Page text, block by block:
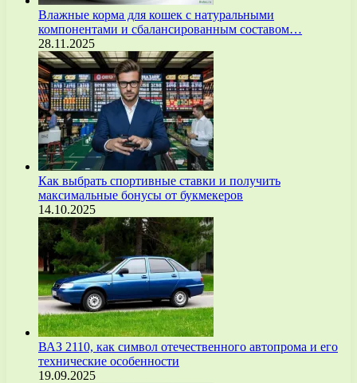
Влажные корма для кошек с натуральными
компонентами и сбалансированным составом…
28.11.2025
Как выбрать спортивные ставки и получить
максимальные бонусы от букмекеров
14.10.2025
ВАЗ 2110, как символ отечественного автопрома и его
технические особенности
19.09.2025